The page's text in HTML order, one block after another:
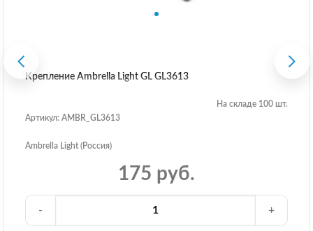
Крепление Ambrella Light GL GL3613
На складе 100 шт.
Артикул: AMBR_GL3613
Ambrella Light (Россия)
175 руб.
- +